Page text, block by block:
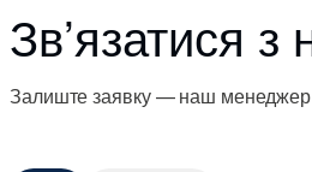
Зв’язатися з
Залиште заявку — наш менеджер